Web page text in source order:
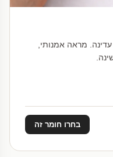
מראה אמנותי,
בחרו חומר זה